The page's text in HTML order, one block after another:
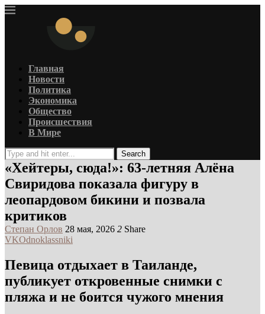
Главная
Новости
Политика
Экономика
Общество
Происшествия
В Мире
Search
«Хейтеры, сюда!»: 63-летняя Алёна
Свиридова показала фигуру в
леопардовом бикини и позвала
критиков
Степан Орлов 28 мая, 2026 2 Share
VKOdnoklassniki
Певица отдыхает в Таиланде,
публикует откровенные снимки с
пляжа и не боится чужого мнения